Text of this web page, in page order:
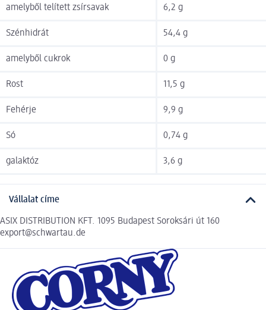
amelyből telített zsírsavak 6,2 g
Szénhidrát 54,4 g
amelyből cukrok 0 g
Rost 11,5 g
Fehérje 9,9 g
Só 0,74 g
galaktóz 3,6 g
Vállalat címe
ASIX DISTRIBUTION KFT. 1095 Budapest Soroksári út 160
export@schwartau.de